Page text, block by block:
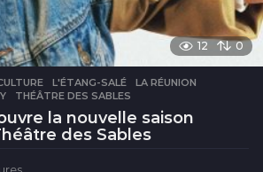
12 0
,L'ÉTANG-SALÉ ,LA RÉUNION
,THÉÂTRE DES SABLES
la nouvelle saison
des Sables